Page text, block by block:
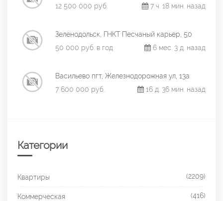
12 500 000 руб.
7 ч. 18 мин. назад
Зеленодольск, ГНКТ Песчаный карьер, 50
50 000 руб. в год
6 мес. 3 д. назад
Васильево пгт, Железнодорожная ул, 13а
7 600 000 руб.
16 д. 36 мин. назад
Категории
Квартиры (2209)
Коммерческая (416)